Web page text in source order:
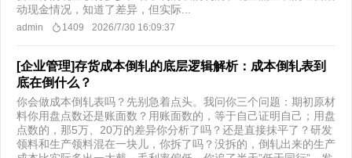
动现金情况，知道了差异，但实际...
admin 1409 2026/7/30 16:09:37
[企业管理]存货成本倒轧的底层逻辑解析：成本倒轧表到
底在倒什么？
你会做成本倒轧表吗？先别急着点头。我问你三个问题：期初原材
料你用盘点数还是账面数？用账面数的，等于自己证明自己；用盘
点数的，那5万、20万的差异你分析了吗？还是直接抹平了？研发
领料和生产领料混在一块儿，你拆了吗？没拆的，倒轧出来的生产